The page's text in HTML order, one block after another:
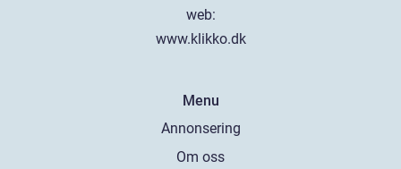
web:
www.klikko.dk
Menu
Annonsering
Om oss